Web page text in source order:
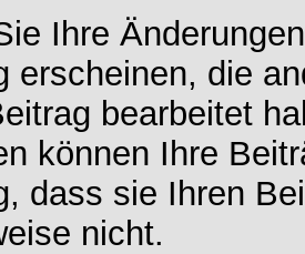
Ihre
erscheinen, die
bearbeitet
können Ihre
dass sie Ihren
nicht.